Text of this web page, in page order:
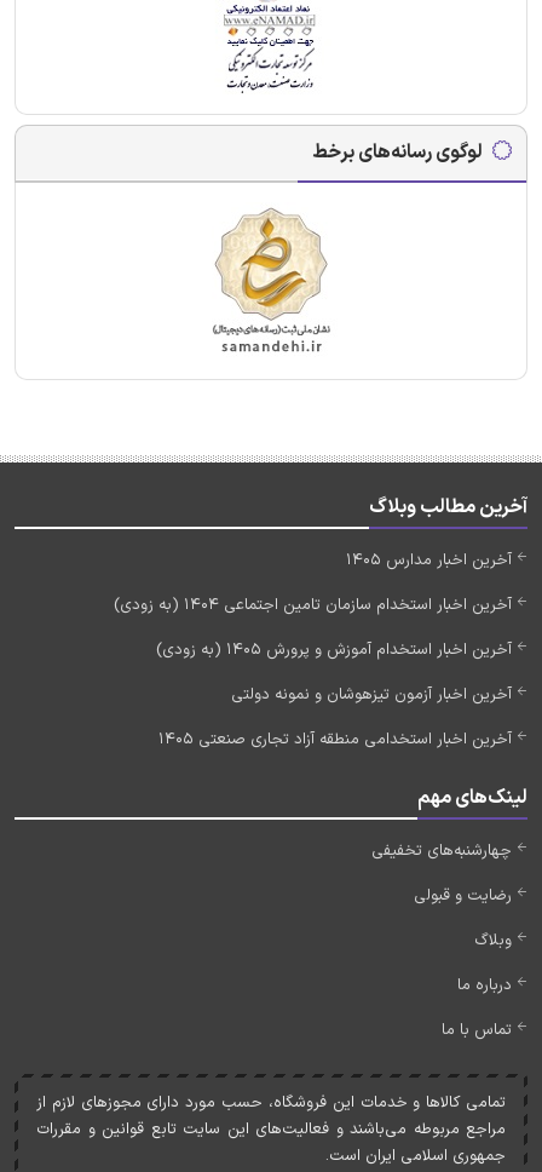
لوگوی رسانه‌های برخط
آخرین مطالب وبلاگ
آخرین اخبار مدارس 1405
آخرین اخبار استخدام سازمان تامین اجتماعی 1404 (به زودی)
آخرین اخبار استخدام آموزش و پرورش 1405 (به زودی)
آخرین اخبار آزمون تیزهوشان و نمونه دولتی
آخرین اخبار استخدامی منطقه آزاد تجاری صنعتی 1405
لینک‌های مهم
چهارشنبه‌های تخفیفی
رضایت و قبولی
وبلاگ
درباره ما
تماس با ما
تمامی کالاها و خدمات اين فروشگاه، حسب مورد دارای مجوزهای لازم از
مراجع مربوطه می‌باشند و فعاليت‌های اين سايت تابع قوانين و مقررات
جمهوری اسلامی ايران است.